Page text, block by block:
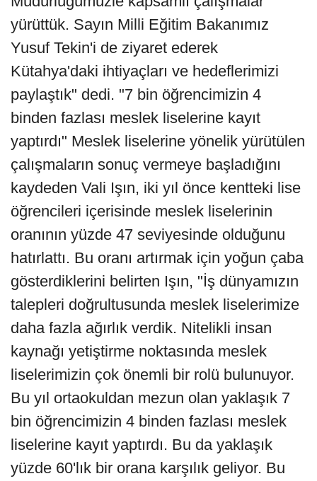
yürüttük. Sayın Milli Eğitim Bakanımız
Yusuf Tekin'i de ziyaret ederek
Kütahya'daki ihtiyaçları ve hedeflerimizi
paylaştık" dedi. "7 bin öğrencimizin 4
binden fazlası meslek liselerine kayıt
yaptırdı" Meslek liselerine yönelik yürütülen
çalışmaların sonuç vermeye başladığını
kaydeden Vali Işın, iki yıl önce kentteki lise
öğrencileri içerisinde meslek liselerinin
oranının yüzde 47 seviyesinde olduğunu
hatırlattı. Bu oranı artırmak için yoğun çaba
gösterdiklerini belirten Işın, "İş dünyamızın
talepleri doğrultusunda meslek liselerimize
daha fazla ağırlık verdik. Nitelikli insan
kaynağı yetiştirme noktasında meslek
liselerimizin çok önemli bir rolü bulunuyor.
Bu yıl ortaokuldan mezun olan yaklaşık 7
bin öğrencimizin 4 binden fazlası meslek
liselerine kayıt yaptırdı. Bu da yaklaşık
yüzde 60'lık bir orana karşılık geliyor. Bu